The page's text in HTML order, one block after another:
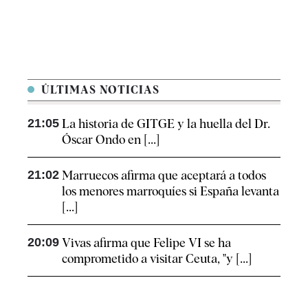
ÚLTIMAS NOTICIAS
21:05 La historia de GITGE y la huella del Dr.
Óscar Ondo en [...]
21:02 Marruecos afirma que aceptará a todos
los menores marroquíes si España levanta
[...]
20:09 Vivas afirma que Felipe VI se ha
comprometido a visitar Ceuta, "y [...]